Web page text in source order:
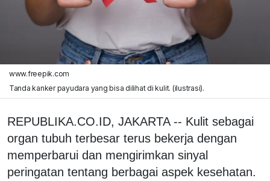
www.freepik.com
Tanda kanker payudara yang bisa dilihat di kulit. (ilustrasi).
REPUBLIKA.CO.ID, JAKARTA -- Kulit sebagai
organ tubuh terbesar terus bekerja dengan
memperbarui dan mengirimkan sinyal
peringatan tentang berbagai aspek kesehatan.